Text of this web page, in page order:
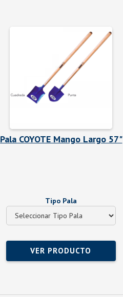
Pala COYOTE Mango Largo 57"
Tipo Pala
VER PRODUCTO